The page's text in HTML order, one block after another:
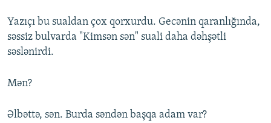
Yazıçı bu sualdan çox qorxurdu. Gecənin qaranlığında,
səssiz bulvarda "Kimsən sən" suali daha dəhşətli
səslənirdi.
Mən?
Əlbəttə, sən. Burda səndən başqa adam var?